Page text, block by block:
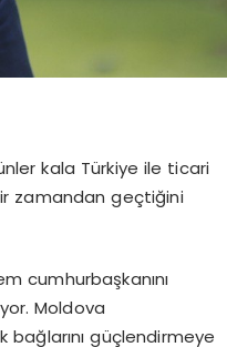
kala Türkiye ile ticari
zamandan geçtiğini
cumhurbaşkanını
Moldova
güçlendirmeye